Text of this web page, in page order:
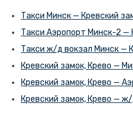
Такси Минск — Кревский
Такси Аэропорт Минск-2 —
Такси ж/д вокзал Минск —
Кревский замок, Крево —
Кревский замок, Крево —
Кревский замок, Крево —